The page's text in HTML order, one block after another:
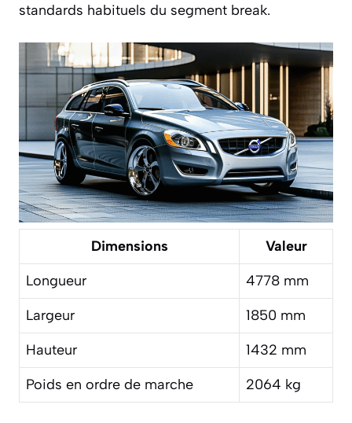
standards habituels du segment break.
Dimensions
Valeur
Longueur
4778 mm
Largeur
1850 mm
Hauteur
1432 mm
Poids en ordre de marche
2064 kg